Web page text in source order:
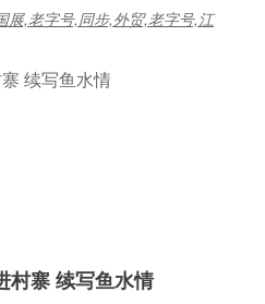
展,老字号,同步,外贸,老字号,江
村寨 续写鱼水情